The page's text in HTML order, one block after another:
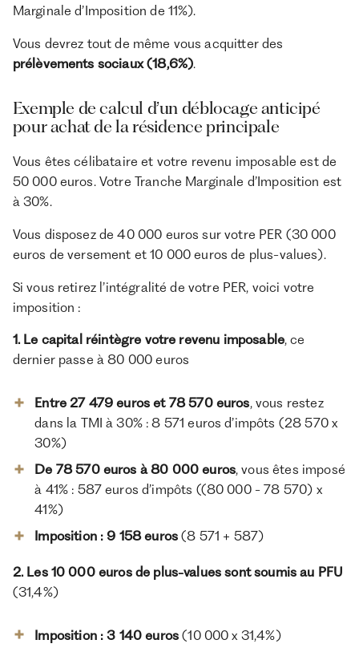
Marginale d’Imposition de 11%).
Vous devrez tout de même vous acquitter des
prélèvements sociaux (18,6%).
Exemple de calcul d’un déblocage anticipé
pour achat de la résidence principale
Vous êtes célibataire et votre revenu imposable est de
50 000 euros. Votre Tranche Marginale d’Imposition est
à 30%.
Vous disposez de 40 000 euros sur votre PER (30 000
euros de versement et 10 000 euros de plus-values).
Si vous retirez l’intégralité de votre PER, voici votre
imposition :
1. Le capital réintègre votre revenu imposable, ce
dernier passe à 80 000 euros
Entre 27 479 euros et 78 570 euros, vous restez
dans la TMI à 30% : 8 571 euros d’impôts (28 570 x
30%)
De 78 570 euros à 80 000 euros, vous êtes imposé
à 41% : 587 euros d’impôts ((80 000 - 78 570) x
41%)
Imposition : 9 158 euros (8 571 + 587)
2. Les 10 000 euros de plus-values sont soumis au PFU
(31,4%)
Imposition : 3 140 euros(10 000 x 31,4%)